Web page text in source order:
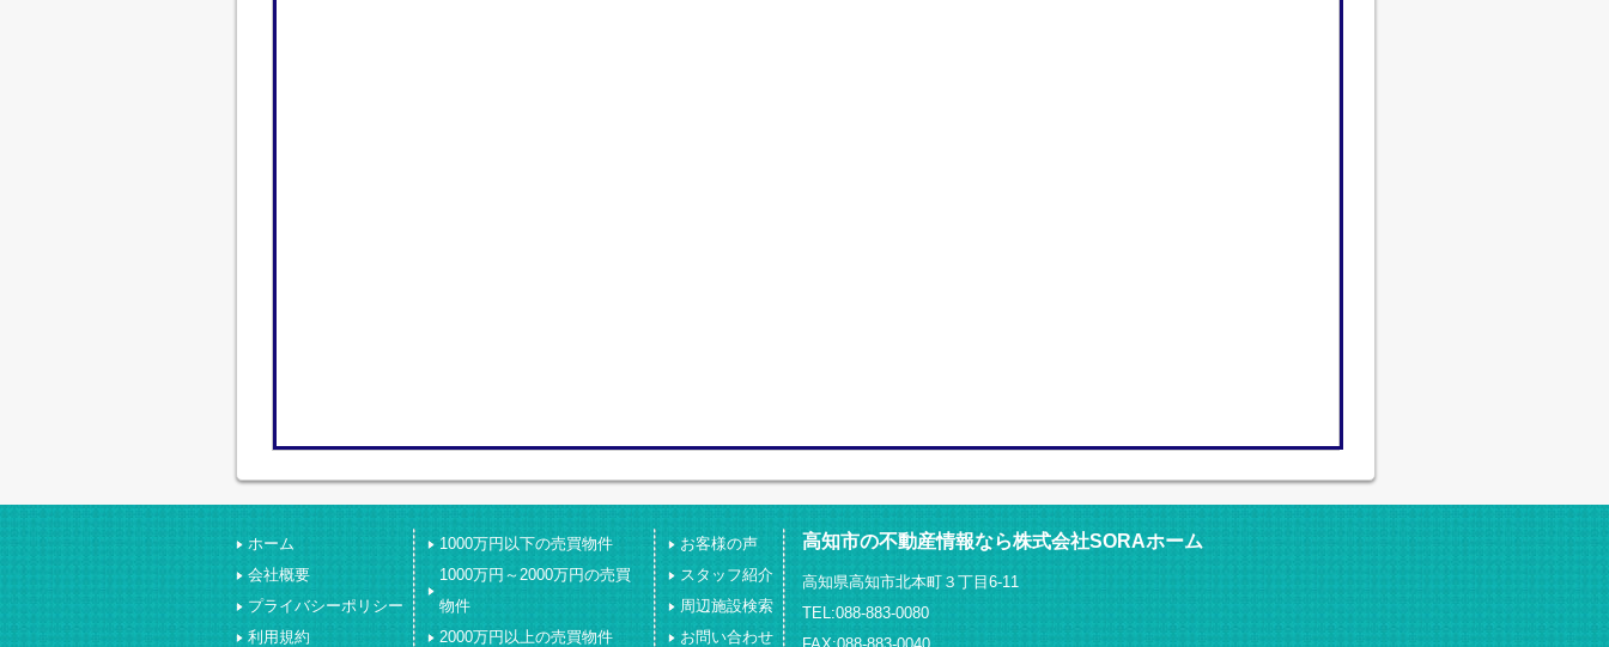
ホーム
会社概要
プライバシーポリシー
利用規約
1000万円以下の売買物件
1000万円～2000万円の売買
物件
2000万円以上の売買物件
お客様の声
スタッフ紹介
周辺施設検索
お問い合わせ
高知市の不動産情報なら株式会社SORAホーム
高知県高知市北本町３丁目6-11
TEL:088-883-0080